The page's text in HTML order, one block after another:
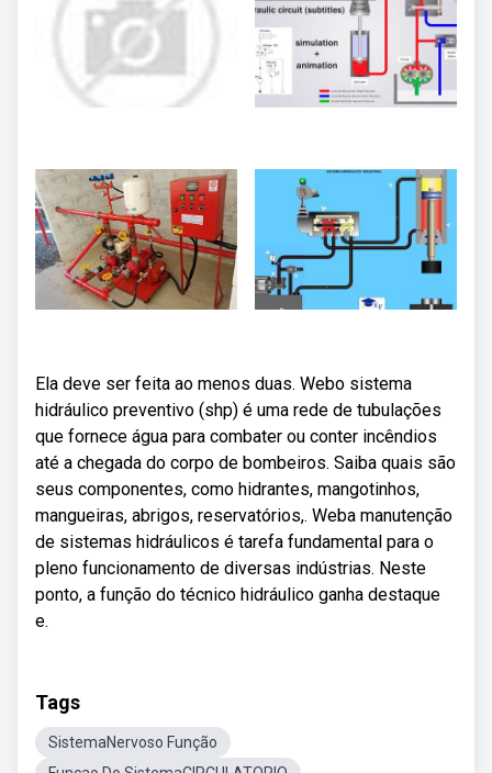
Ela deve ser feita ao menos duas. Webo sistema
hidráulico preventivo (shp) é uma rede de tubulações
que fornece água para combater ou conter incêndios
até a chegada do corpo de bombeiros. Saiba quais são
seus componentes, como hidrantes, mangotinhos,
mangueiras, abrigos, reservatórios,. Weba manutenção
de sistemas hidráulicos é tarefa fundamental para o
pleno funcionamento de diversas indústrias. Neste
ponto, a função do técnico hidráulico ganha destaque
e.
Tags
SistemaNervoso Função